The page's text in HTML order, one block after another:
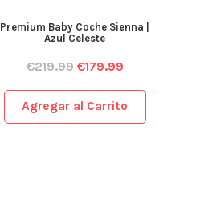
Premium Baby Coche Sienna |
Azul Celeste
€219.99 €179.99
Agregar al Carrito